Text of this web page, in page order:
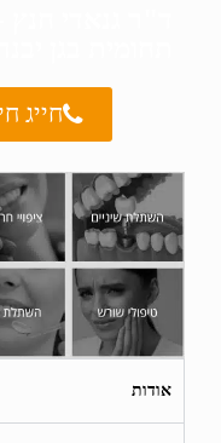
חייג חינם:
אודות